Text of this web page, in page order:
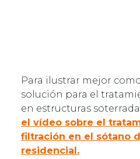
Para ilustrar mejor
solución para el
en estructuras
el vídeo sobre el
filtración en el sótano
residencial.